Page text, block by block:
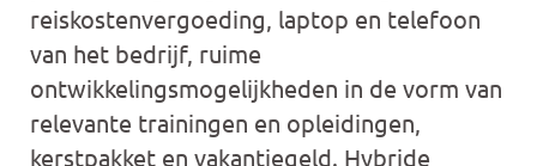
reiskostenvergoeding, laptop en telefoon
van het bedrijf, ruime
ontwikkelingsmogelijkheden in de vorm van
relevante trainingen en opleidingen,
kerstpakket en vakantiegeld. Hybride